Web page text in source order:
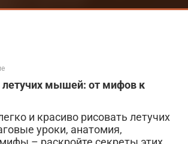
летучих мышей: от мифов к
и красиво рисовать летучих
уроки, анатомия,